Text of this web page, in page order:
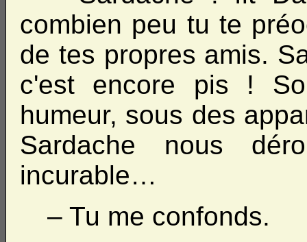
combien peu tu te
de tes propres amis.
c'est encore pis !
humeur, sous des
Sardache nous
incurable…
– Tu me confonds.